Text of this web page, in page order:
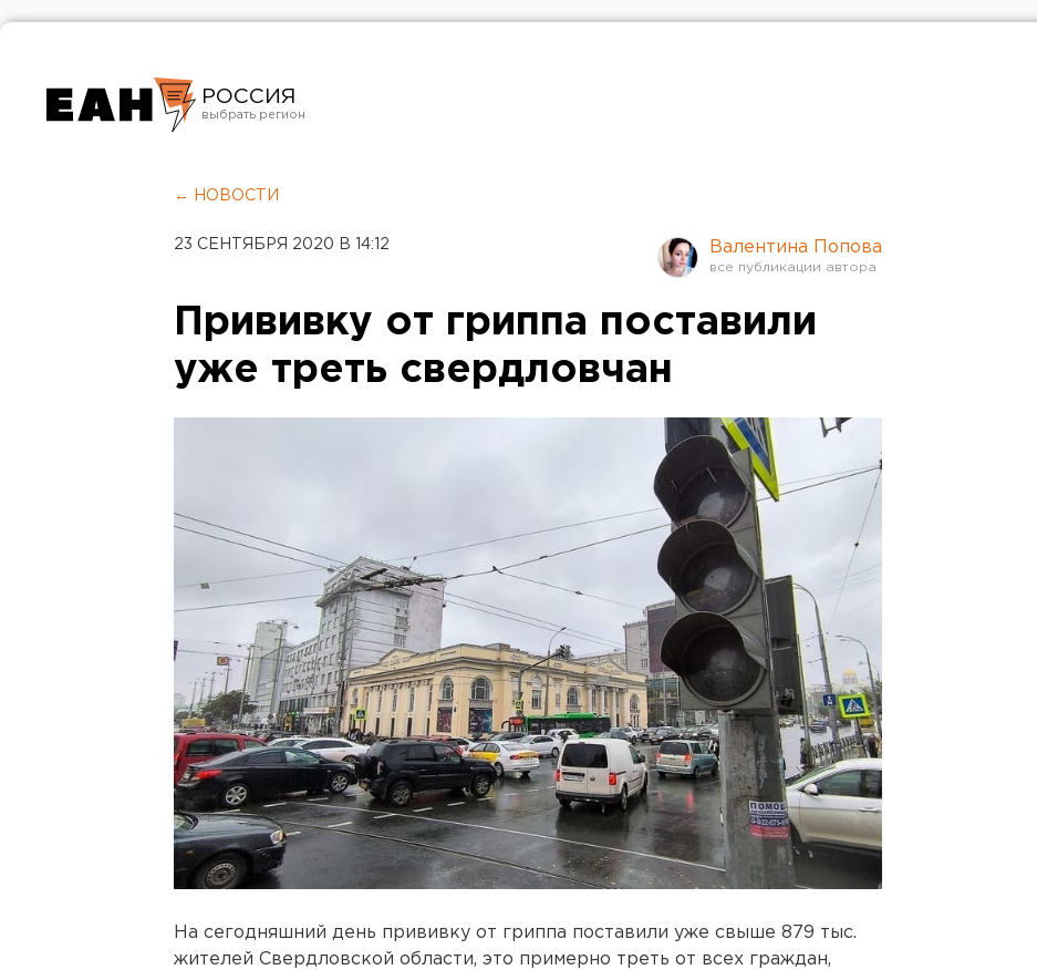
РОССИЯ
Челябинск
← НОВОСТИ
23 СЕНТЯБРЯ 2020 В 14:12 Валентина Попова
Прививку от гриппа поставили
уже треть свердловчан
На сегодняшний день прививку от гриппа поставили уже свыше 879 тыс.
жителей Свердловской области, это примерно треть от всех граждан,